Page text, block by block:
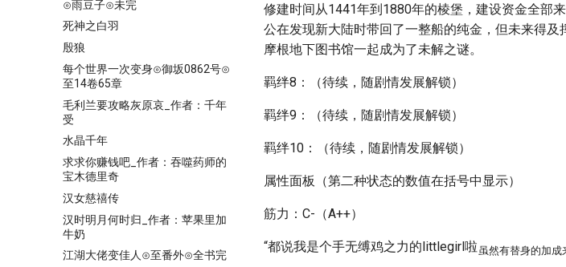
⊙雨豆子⊙未完
死神之白羽
殷狼
每个世界一次变身⊙御坂0862号⊙
至14卷65章
毛利兰要攻略灰原哀_作者：千年
受
水晶千年
求求你赚钱吧_作者：吞噬药师的
宝木德里奇
汉女慈禧传
汉时明月何时归_作者：苹果里加
牛奶
江湖大佬变佳人⊙至番外⊙全书完
修建时间从1441年到1880年的棱堡，建设资金全部
公在发现新大陆时带回了一整船的纯金，但未来得
摩根地下图书馆一起成为了未解之谜。
羁绊8：（待续，随剧情发展解锁）
羁绊9：（待续，随剧情发展解锁）
羁绊10：（待续，随剧情发展解锁）
属性面板（第二种状态的数值在括号中显示）
筋力：C-（A++）
“都说我是个手无缚鸡之力的littlegirl啦虽然有替身的加成